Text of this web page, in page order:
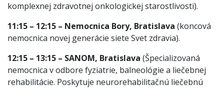
komplexnej zdravotnej onkologickej starostlivosti).
11:15 – 12:15 – Nemocnica Bory, Bratislava (koncová
nemocnica novej generácie siete Svet zdravia).
12:15 – 13:15 – SANOM, Bratislava (Špecializovaná
nemocnica v odbore fyziatrie, balneológie a liečebnej
rehabilitácie. Poskytuje neurorehabilitačnú liečebnú